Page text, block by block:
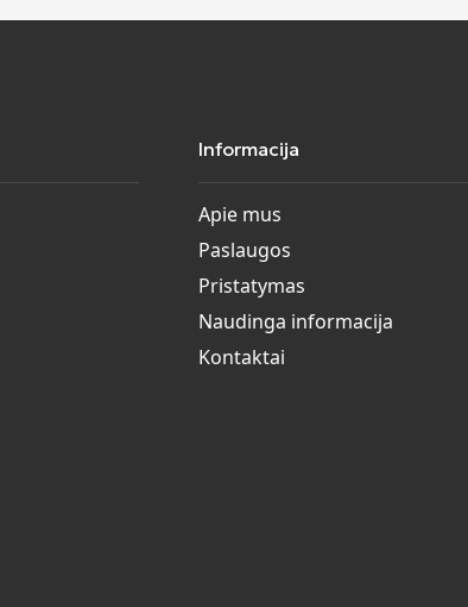
Informacija
Apie mus
Paslaugos
Pristatymas
Naudinga informacija
Kontaktai